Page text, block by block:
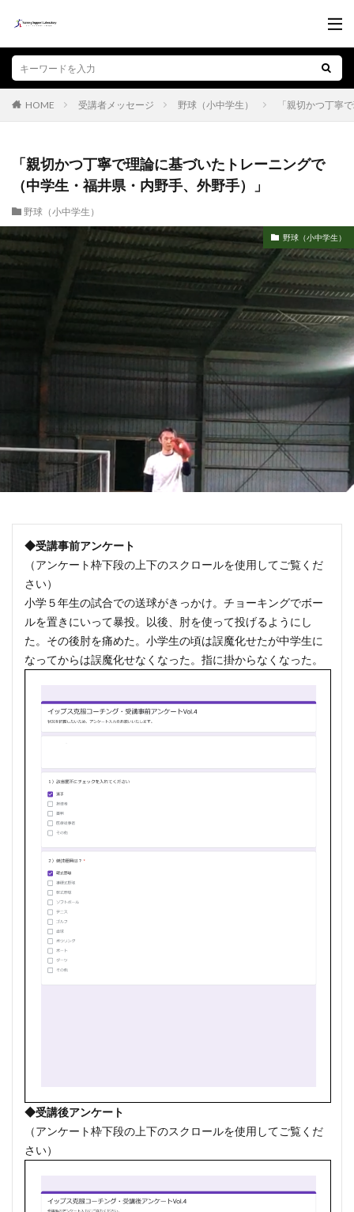
HOME 受講者メッセージ 野球（小中学生） 「親切かつ丁寧
「親切かつ丁寧で理論に基づいたトレーニングで
（中学生・福井県・内野手、外野手）」
野球（小中学生）
野球（小中学生）
◆受講事前アンケート
（アンケート枠下段の上下のスクロールを使用してご覧くだ
さい）
小学５年生の試合での送球がきっかけ。チョーキングでボー
ルを置きにいって暴投。以後、肘を使って投げるようにし
た。その後肘を痛めた。小学生の頃は誤魔化せたが中学生に
なってからは誤魔化せなくなった。指に掛からなくなった。
◆受講後アンケート
（アンケート枠下段の上下のスクロールを使用してご覧くだ
さい）